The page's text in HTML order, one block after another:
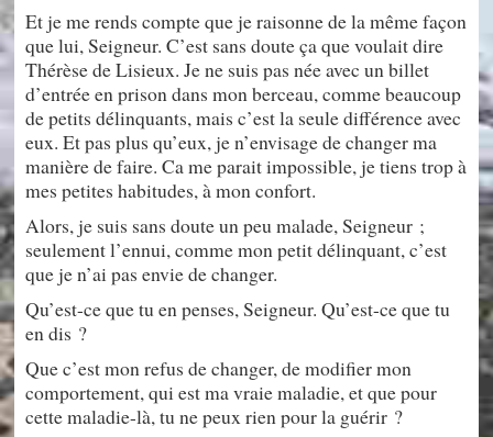
Et je me rends compte que je raisonne de la même façon
que lui, Seigneur. C’est sans doute ça que voulait dire
Thérèse de Lisieux. Je ne suis pas née avec un billet
d’entrée en prison dans mon berceau, comme beaucoup
de petits délinquants, mais c’est la seule différence avec
eux. Et pas plus qu’eux, je n’envisage de changer ma
manière de faire. Ca me parait impossible, je tiens trop à
mes petites habitudes, à mon confort.
Alors, je suis sans doute un peu malade, Seigneur ;
seulement l’ennui, comme mon petit délinquant, c’est
que je n’ai pas envie de changer.
Qu’est-ce que tu en penses, Seigneur. Qu’est-ce que tu
en dis ?
Que c’est mon refus de changer, de modifier mon
comportement, qui est ma vraie maladie, et que pour
cette maladie-là, tu ne peux rien pour la guérir ?